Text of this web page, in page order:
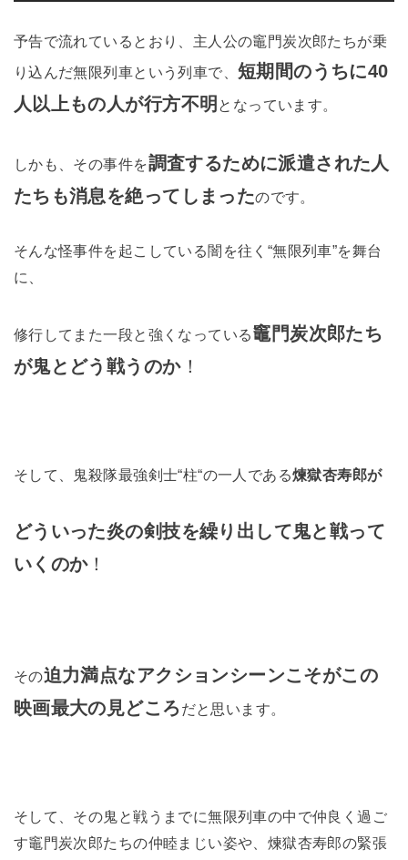
予告で流れているとおり、主人公の竈門炭次郎たちが乗
り込んだ無限列車という列車で、短期間のうちに40
人以上もの人が行方不明 となっています。
しかも、その事件を調査するために派遣された人
たちも消息を絶ってしまったのです。
そんな怪事件を起こしている闇を往く“無限列車”を舞台
に、
修行してまた一段と強くなっている竈門炭次郎たち
が鬼とどう戦うのか！
そして、鬼殺隊最強剣士“柱“の一人である煉獄杏寿郎が
どういった炎の剣技を繰り出して鬼と戦って
いくのか！
その迫力満点なアクションシーンこそがこの
映画最大の見どころ だと思います。
そして、その鬼と戦うまでに無限列車の中で仲良く過ご
す竈門炭次郎たちの仲睦まじい姿や、煉獄杏寿郎の緊張